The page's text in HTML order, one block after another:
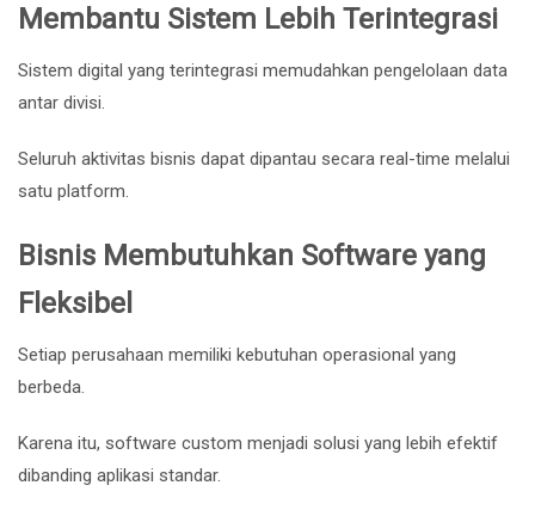
Membantu Sistem Lebih Terintegrasi
Sistem digital yang terintegrasi memudahkan pengelolaan data
antar divisi.
Seluruh aktivitas bisnis dapat dipantau secara real-time melalui
satu platform.
Bisnis Membutuhkan Software yang
Fleksibel
Setiap perusahaan memiliki kebutuhan operasional yang
berbeda.
Karena itu, software custom menjadi solusi yang lebih efektif
dibanding aplikasi standar.